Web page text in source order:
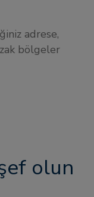
adrese,
bölgeler
olun